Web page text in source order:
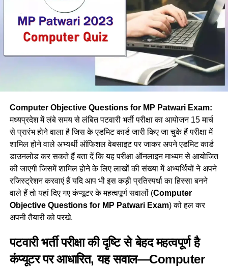
Computer Objective Questions for MP Patwari Exam:
मध्यप्रदेश में लंबे समय से लंबित पटवारी भर्ती परीक्षा का आयोजन 15 मार्च
से प्रारंभ होने वाला है जिस के एडमिट कार्ड जारी किए जा चुके हैं परीक्षा में
शामिल होने वाले अभ्यर्थी ऑफिशल वेबसाइट पर जाकर अपने एडमिट कार्ड
डाउनलोड कर सकते हैं बता दें कि यह परीक्षा ऑनलाइन माध्यम से आयोजित
की जाएगी जिसमें शामिल होने के लिए लाखों की संख्या में अभ्यर्थियों ने अपने
रजिस्ट्रेशन करवाएं हैं यदि आप भी इस कड़ी प्रतिस्पर्धा का हिस्सा बनने
वाले हैं तो यहां दिए गए कंप्यूटर के महत्वपूर्ण सवालों (Computer
Objective Questions for MP Patwari Exam) को हल कर
अपनी तैयारी को परखे.
पटवारी भर्ती परीक्षा की दृष्टि से बेहद महत्वपूर्ण है
कंप्यूटर पर आधारित, यह सवाल—Computer